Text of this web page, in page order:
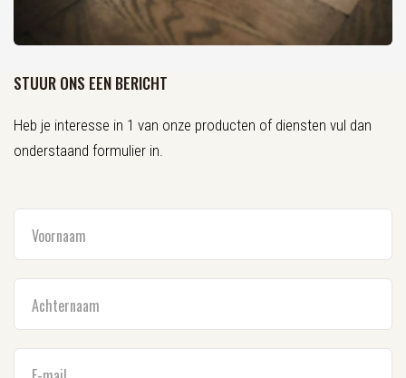
STUUR ONS EEN BERICHT
Heb je interesse in 1 van onze producten of diensten vul dan
onderstaand formulier in.
Voornaam
Achternaam